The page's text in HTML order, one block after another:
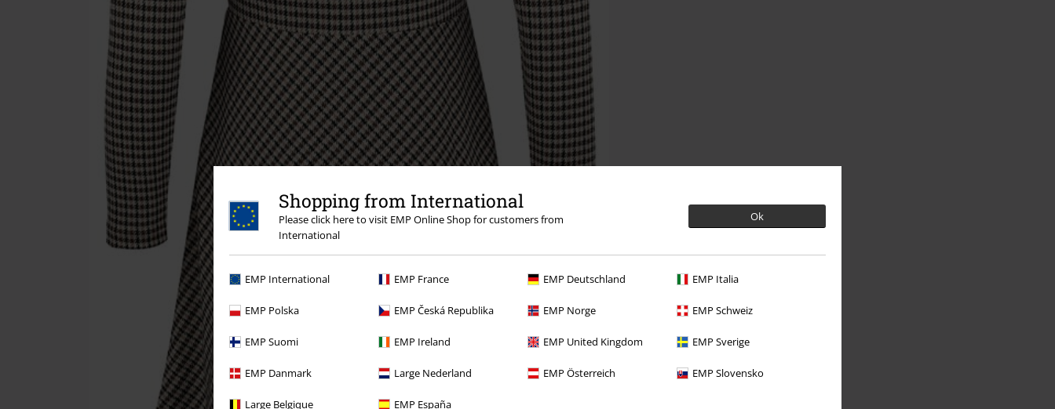
Shopping from International
Please click here to visit EMP Online Shop for customers from
International
Ok
EMP International EMP France EMP Deutschland EMP Italia
EMP Polska EMP Česká Republika EMP Norge EMP Schweiz
EMP Suomi EMP Ireland EMP United Kingdom EMP Sverige
EMP Danmark Large Nederland EMP Österreich EMP Slovensko
Large Belgique EMP España